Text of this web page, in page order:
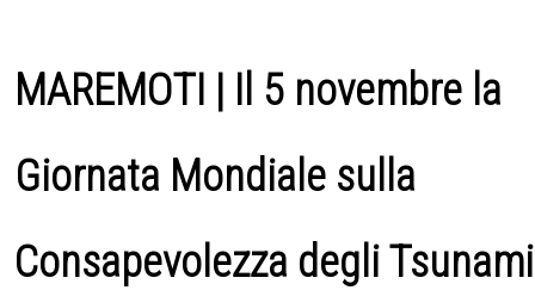
MAREMOTI | Il 5 novembre la
Giornata Mondiale sulla
Consapevolezza degli Tsunami